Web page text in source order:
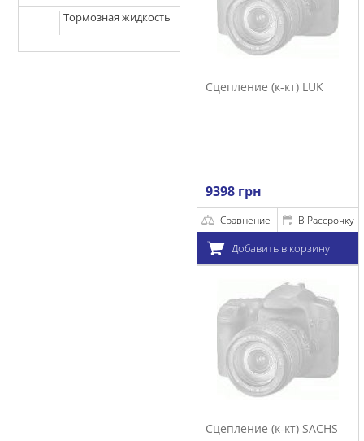
Тормозная жидкость
Сцепление (к-кт) LUK
9398 грн
Сравнение В Рассрочку
Добавить в корзину
Сцепление (к-кт) SACHS